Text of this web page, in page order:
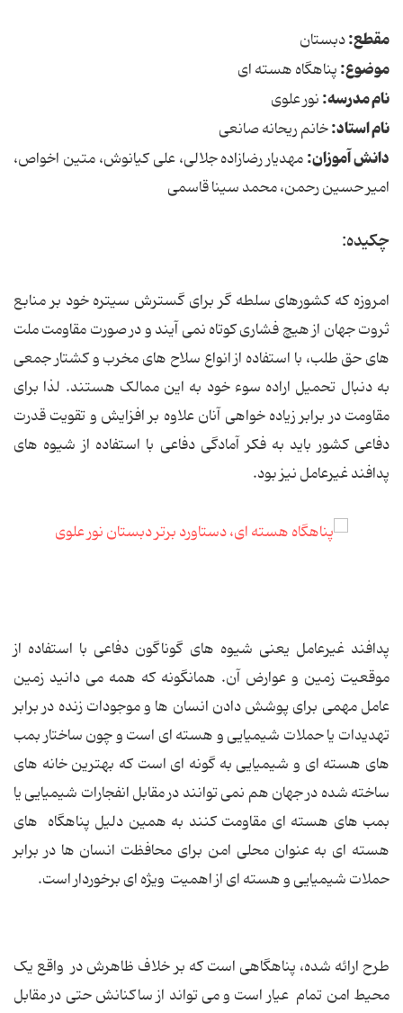
مقطع:دبستان
موضوع:پناهگاه هسته ای
نام مدرسه:نور علوی
نام استاد:خانم ریحانه صانعی
دانش آموزان:مهدیار رضازاده جلالی، علی کیانوش، متین اخواص،
امیر حسین رحمن، محمد سینا قاسمی
چکیده:
امروزه که کشورهای سلطه گر برای گسترش سیتره خود بر منابع
ثروت جهان از هیچ فشاری کوتاه نمی آیند و در صورت مقاومت ملت
های حق طلب، با استفاده از انواع سلاح های مخرب و کشتار جمعی
به دنبال تحمیل اراده سوء خود به این ممالک هستند. لذا برای
مقاومت در برابر زیاده خواهی آنان علاوه بر افزایش و تقویت قدرت
دفاعی کشور باید به فکر آمادگی دفاعی با استفاده از شیوه های
پدافند غیرعامل نیز بود.
پدافند غیرعامل یعنی شیوه های گوناگون دفاعی با استفاده از
موقعیت زمین و عوارض آن. همانگونه که همه می دانید زمین
عامل مهمی برای پوشش دادن انسان ها و موجودات زنده در برابر
تهدیدات یا حملات شیمیایی و هسته ای است و چون ساختار بمب
های هسته ای و شیمیایی به گونه ای است که بهترین خانه های
ساخته شده در جهان هم نمی توانند در مقابل انفجارات شیمیایی یا
بمب های هسته ای مقاومت کنند به همین دلیل پناهگاه های
هسته ای به عنوان محلی امن برای محافظت انسان ها در برابر
حملات شیمیایی و هسته ای از اهمیت ویژه ای برخوردار است.
طرح ارائه شده، پناهگاهی است که بر خلاف ظاهرش در واقع یک
محیط امن تمام عیار است و می تواند از ساکنانش حتی در مقابل